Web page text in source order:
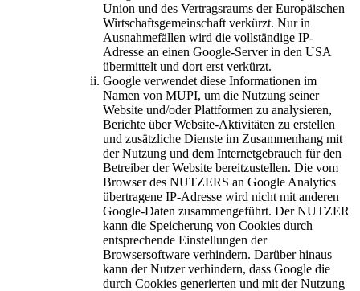
Union und des Vertragsraums der Europäischen
Wirtschaftsgemeinschaft verkürzt. Nur in
Ausnahmefällen wird die vollständige IP-
Adresse an einen Google-Server in den USA
übermittelt und dort erst verkürzt.
Google verwendet diese Informationen im
Namen von MUPI, um die Nutzung seiner
Website und/oder Plattformen zu analysieren,
Berichte über Website-Aktivitäten zu erstellen
und zusätzliche Dienste im Zusammenhang mit
der Nutzung und dem Internetgebrauch für den
Betreiber der Website bereitzustellen. Die vom
Browser des NUTZERS an Google Analytics
übertragene IP-Adresse wird nicht mit anderen
Google-Daten zusammengeführt. Der NUTZER
kann die Speicherung von Cookies durch
entsprechende Einstellungen der
Browsersoftware verhindern. Darüber hinaus
kann der Nutzer verhindern, dass Google die
durch Cookies generierten und mit der Nutzung